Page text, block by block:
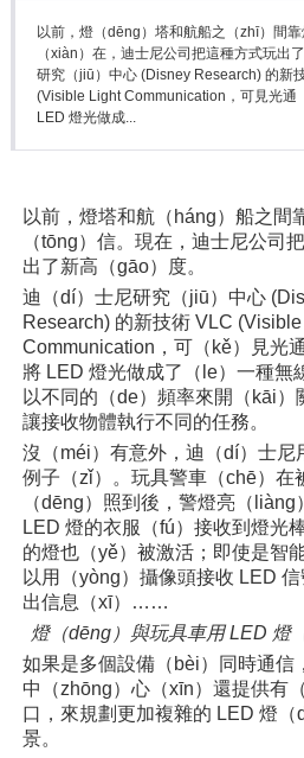
以前，燈（dēng）塔和航船之（zhī）間
（xiàn）在，迪士尼公司把這種方式玩出
研究（jiū）中心 (Disney Research) 的新
(Visible Light Communication，可見光通
LED 燈光做成...
以前，燈塔和航（háng）船之間
（tōng）信。現在，迪士尼公司
出了新高（gāo）度。
迪（dí）士尼研究（jiū）中心
Research) 的新技術 VLC
Communication，可（kě）見光
將 LED 燈光做成了（le）一種無
以不同的（de）頻率來開（kāi）
讓接收物體執行不同的任務。
沒（méi）有意外，迪（dí）士尼
例子（zǐ）。玩具警車（chē）在
（dēng）照到後，警燈亮（liàng
LED 燈的衣服（fú）接收到燈光
的燈也（yě）被激活；即使是智
以用（yòng）攝像頭接收 LED
出信息（xī）……
燈（dēng）與玩具車用 LED 燈
如果是多個設備（bèi）同時通信
中（zhōng）心（xīn）還提供有
口，來規劃更加複雜的 LED 燈（
景。